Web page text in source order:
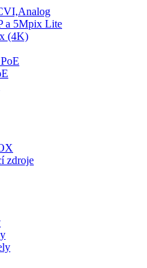
a 5Mpix Lite
(4K)
zdroje